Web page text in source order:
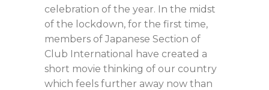
celebration of the year. In the midst
of the lockdown, for the first time,
members of Japanese Section of
Club International have created a
short movie thinking of our country
which feels further away now than